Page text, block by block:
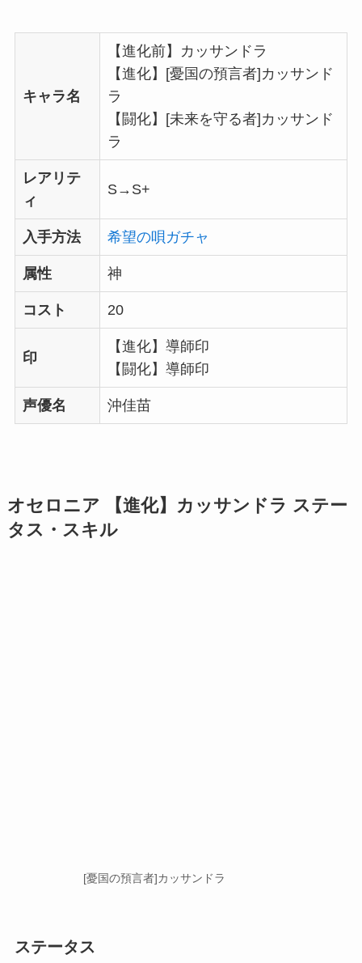
キャラ名
【進化前】カッサンドラ
【進化】[憂国の預言者]カッサンド
ラ
【闘化】[未来を守る者]カッサンド
ラ
レアリテ
ィ
S→S+
入手方法 希望の唄ガチャ
属性 神
コスト 20
印
【進化】導師印
【闘化】導師印
声優名 沖佳苗
オセロニア 【進化】カッサンドラ ステー
タス・スキル
[憂国の預言者]カッサンドラ
ステータス